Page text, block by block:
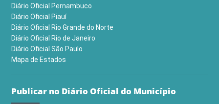
Diário Oficial Pernambuco
Diário Oficial Piauí
Diário Oficial Rio Grande do Norte
Diário Oficial Rio de Janeiro
Diário Oficial São Paulo
Mapa de Estados
Publicar no Diário Oficial do Município